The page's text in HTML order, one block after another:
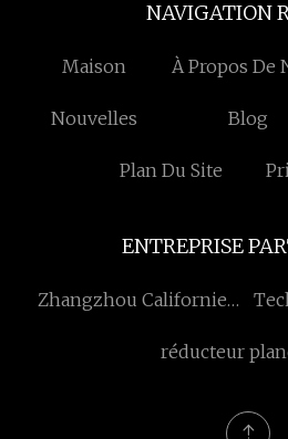
NAVIGATION
Maison À Propos De
Nouvelles Blog
Plan Du Site
ENTREPRISE
Zhangzhou Californie
Co., Ltdréducteur